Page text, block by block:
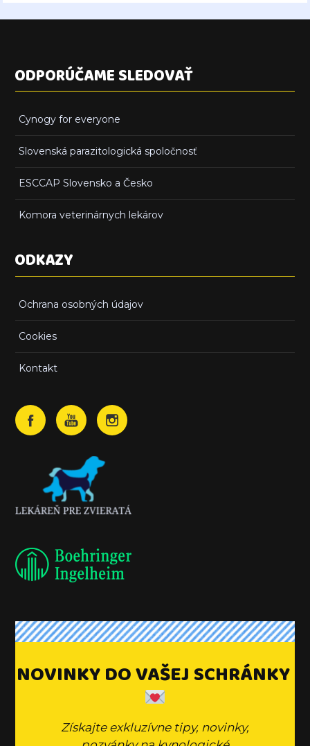
ODPORÚČAME SLEDOVAŤ
Cynogy for everyone
Slovenská parazitologická spoločnosť
ESCCAP Slovensko a Česko
Komora veterinárnych lekárov
ODKAZY
Ochrana osobných údajov
Cookies
Kontakt
NOVINKY DO VAŠEJ SCHRÁNKY
Získajte exkluzívne tipy, novinky,